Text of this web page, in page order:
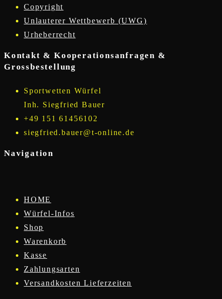
Copyright
Unlauterer Wettbewerb (UWG)
Urheberrecht
Kontakt & Kooperationsanfragen &
Grossbestellung
Sportwetten Würfel
Inh. Siegfried Bauer
+49 151 61456102
siegfried.bauer@t-online.de
Navigation
HOME
Würfel-Infos
Shop
Warenkorb
Kasse
Zahlungsarten
Versandkosten Lieferzeiten